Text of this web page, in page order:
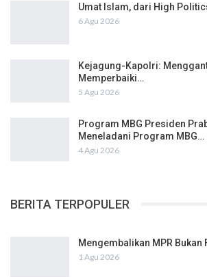
Umat Islam, dari High
6 Agu 2026
Kejagung-Kapolri:
Memperbaiki…
5 Agu 2026
Program MBG Presiden
Meneladani Program MBG…
4 Agu 2026
BERITA TERPOPULER
Mengembalikan MPR
1 Agu 2026